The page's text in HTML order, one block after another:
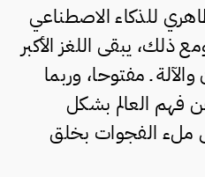
للذكاء الاصطناعي
يبقى اللغز الأكبر
ـ مفتوحا، وربما
فهم العالم بشكل
ملء الفجوات بخلق